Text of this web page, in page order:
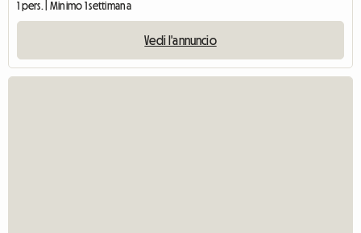
1 pers. | Minimo 1 settimana
Vedi l'annuncio